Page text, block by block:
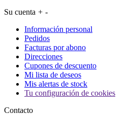
Su cuenta + -
Información personal
Pedidos
Facturas por abono
Direcciones
Cupones de descuento
Mi lista de deseos
Mis alertas de stock
Tu configuración de cookies
Contacto